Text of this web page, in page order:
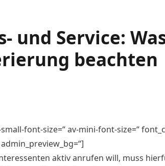
und Service:
beachten
font-size=“ av-mini-font-size=“
admin_preview_bg=“]
aktiv anrufen will, muss